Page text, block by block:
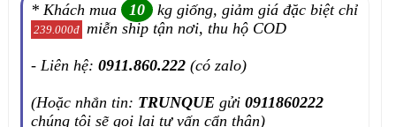
* Khách mua 10 kg giống, giảm giá đặc biệt chỉ
239.000đ miễn ship tận nơi, thu hộ COD
- Liên hệ:0911.860.222 (có zalo)
(Hoặc nhắn tin: TRUNQUE gửi0911860222
chúng tôi sẽ gọi lại tư vấn cẩn thận)